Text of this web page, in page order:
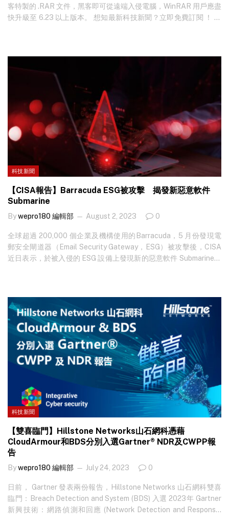
客特製的 .RAR 文件，黑客即可從遠端入侵電腦，WinRAR 用戶應盡
快升級至 6.23 以上版本。 想知最新科技新聞？立即免費訂閱 ！ 資
科技新聞
【CISA報告】Barracuda ESG被攻擊 揭發新惡意軟件
Submarine
Bywepro180 編輯部 August 2, 2023 0
全球超過 200,000 個企業及機構使用的Barracuda，5 月份發現電
郵安全閘道器（Email Security Gateway，ESG）被攻擊後，CISA
近日表示，於被入侵的 ESG 設備上發現新的惡意軟件 Submarine，
科技新聞
【雙喜臨門】Hillstone Networks山石網科憑藉
CloudArmour和BDS分別入選Gartner® NDR及CWPP報
告
Bywepro180 編輯部 July 24, 2023 0
日前， Gartner 發表兩份報告，Hillstone Networks 山石網科雙喜
臨門：Breach Detection and System (BDS) 入選 2023年 Gartner
新興技術：網路偵測和回應 (Network Detection and Response,